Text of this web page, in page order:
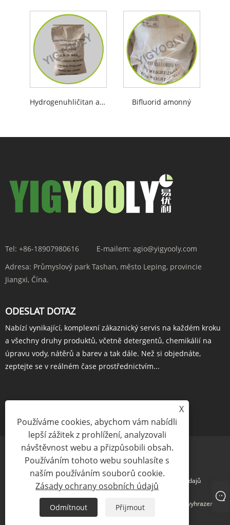
Hydrogenuhličitan amonný Bifluorid amonný
Tel: +86-18907980616 E-mailem: agio@yigyooly.com
Adresa: Průmyslový park Tashan, město Leping, provincie
Jiangxi, Čína.
ODESLAT DOTAZ
Nabízí vynikající, komplexní zákaznický servis na každém kroku
a všechny druhy produktů, včetně detergentů, chemikálií na
úpravu vody, nátěrů a barev a tak dále. Než si objednáte,
zeptejte se v reálném čase prostřednictvím...
Links Sitemap Zásady ochrany osobních údajů
Copyright © 2024 Yigyooly Enterprise Limited Všechna práva vyhrazena
X
Používáme cookies, abychom vám nabídli
lepší zážitek z prohlížení, analyzovali
návštěvnost webu a přizpůsobili obsah.
Používáním tohoto webu souhlasíte s
naším používáním souborů cookie.
Zásady ochrany osobních údajů
Odmítnout Přijmout